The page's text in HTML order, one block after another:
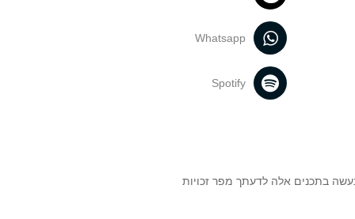
Whatsapp
Spotify
בתכנים אלה לדעתך מפר זכויות